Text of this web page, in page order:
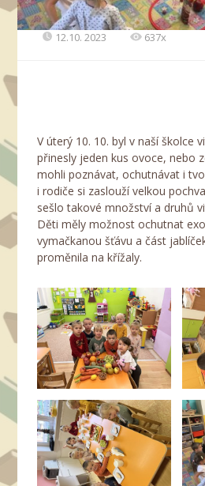
12.10. 2023 637x
V úterý 10. 10. byl v naší školce
přinesly jeden kus ovoce, nebo
mohli poznávat, ochutnávat i
i rodiče si zaslouží velkou
sešlo takové množství a druhů
Děti měly možnost ochutnat
vymačkanou šťávu a část
proměnila na křížaly.